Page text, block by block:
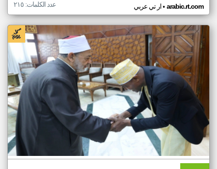
ار تي عربي• arabic.rt.com عدد الكلمات: ٢١٥